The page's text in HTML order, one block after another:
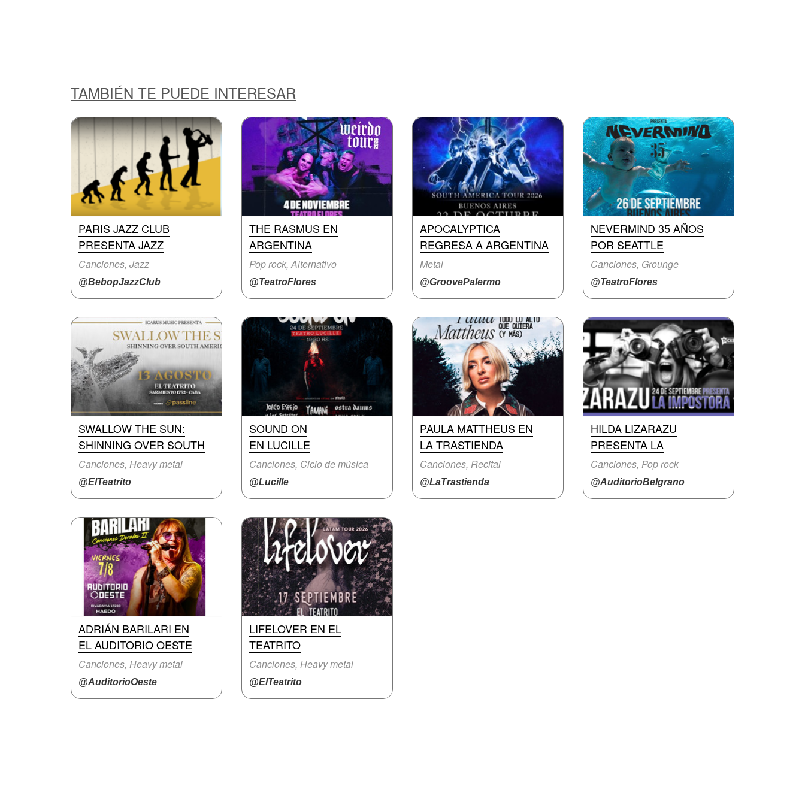
TAMBIÉN TE PUEDE INTERESAR
PARIS JAZZ CLUB
PRESENTA JAZZ
Canciones, Jazz
@BebopJazzClub
THE RASMUS EN
ARGENTINA
Pop rock, Alternativo
@TeatroFlores
APOCALYPTICA
REGRESA A ARGENTINA
Metal
@GroovePalermo
NEVERMIND 35 AÑOS
POR SEATTLE
Canciones, Grounge
@TeatroFlores
SWALLOW THE SUN:
SHINNING OVER SOUTH
Canciones, Heavy metal
@ElTeatrito
SOUND ON
EN LUCILLE
Canciones, Ciclo de música
@Lucille
PAULA MATTHEUS EN
LA TRASTIENDA
Canciones, Recital
@LaTrastienda
HILDA LIZARAZU
PRESENTA LA
Canciones, Pop rock
@AuditorioBelgrano
ADRIÁN BARILARI EN
EL AUDITORIO OESTE
Canciones, Heavy metal
@AuditorioOeste
LIFELOVER EN EL
TEATRITO
Canciones, Heavy metal
@ElTeatrito